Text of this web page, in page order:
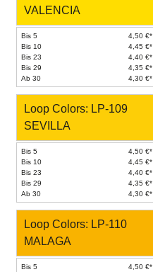
VALENCIA
Bis 5
4,50 €*
Bis 10
4,45 €*
Bis 23
4,40 €*
Bis 29
4,35 €*
Ab 30
4,30 €*
Loop Colors: LP-109
SEVILLA
Bis 5
4,50 €*
Bis 10
4,45 €*
Bis 23
4,40 €*
Bis 29
4,35 €*
Ab 30
4,30 €*
Loop Colors: LP-110
MALAGA
Bis 5
4,50 €*